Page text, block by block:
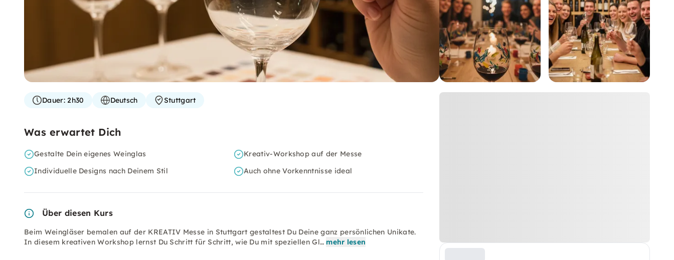
Dauer:2h30 Deutsch Stuttgart
Was erwartet Dich
Gestalte Dein eigenes Weinglas
Kreativ-Workshop auf der Messe
Individuelle Designs nach Deinem Stil
Auch ohne Vorkenntnisse ideal
Über diesen Kurs
Beim Weingläser bemalen auf der KREATIV Messe in Stuttgart gestaltest Du Deine ganz persönlichen Unikate.
In diesem kreativen Workshop lernst Du Schritt für Schritt, wie Du mit speziellen Gl… mehr lesen